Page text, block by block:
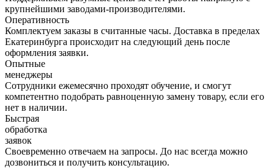
крупнейшими заводами-производителями.
Оперативность
Комплектуем заказы в считанные часы. Доставка в пределах
Екатеринбурга происходит на следующий день после
оформления заявки.
Опытные
менеджеры
Сотрудники ежемесячно проходят обучение, и смогут
компетентно подобрать равноценную замену товару, если его
нет в наличии.
Быстрая
обработка
заявок
Своевременно отвечаем на запросы. До нас всегда можно
дозвониться и получить консультацию.